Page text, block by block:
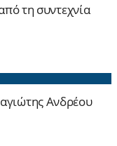
τη συντεχνία
Ανδρέου